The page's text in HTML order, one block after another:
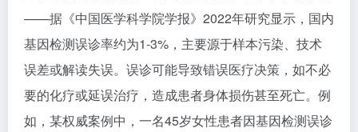
——据《中国医学科学院学报》2022年研究显示，国内
基因检测误诊率约为1-3%，主要源于样本污染、技术
误差或解读失误。误诊可能导致错误医疗决策，如不必
要的化疗或延误治疗，造成患者身体损伤甚至死亡。例
如，某权威案例中，一名45岁女性患者因基因检测误诊